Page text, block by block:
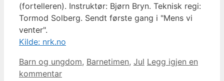
(fortelleren). Instruktør: Bjørn Bryn. Teknisk regi:
Tormod Solberg. Sendt første gang i "Mens vi
venter".
Kilde: nrk.no
Kategorier
Barn og ungdom, Barnetimen, Jul Legg igjen en
kommentar